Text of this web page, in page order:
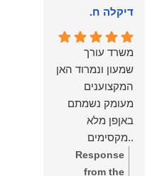
דיקלה ח.
משרד עורך
שמעון ונמרוד האן
המקצוענים
מעומק נשמתם
באןפן מלא
..מקסימים
ונעימים אוזן
קשבת, ונונתנים
Response
from the